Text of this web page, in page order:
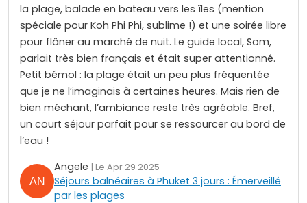
la plage, balade en bateau vers les îles (mention
spéciale pour Koh Phi Phi, sublime !) et une soirée libre
pour flâner au marché de nuit. Le guide local, Som,
parlait très bien français et était super attentionné.
Petit bémol : la plage était un peu plus fréquentée
que je ne l’imaginais à certaines heures. Mais rien de
bien méchant, l’ambiance reste très agréable. Bref,
un court séjour parfait pour se ressourcer au bord de
l’eau !
Angele | Le Apr 29 2025
Séjours balnéaires à Phuket 3 jours : Émerveillé
par les plages